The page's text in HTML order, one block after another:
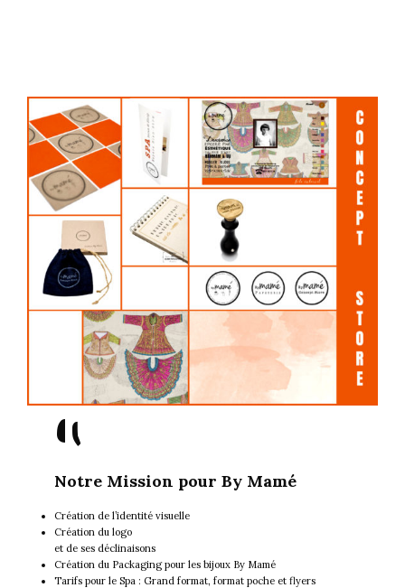
"
Notre Mission pour By Mamé
Création de l’identité visuelle
Création du logo
et de ses déclinaisons
Création du Packaging pour les bijoux By Mamé
Tarifs pour le Spa : Grand format, format poche et flyers